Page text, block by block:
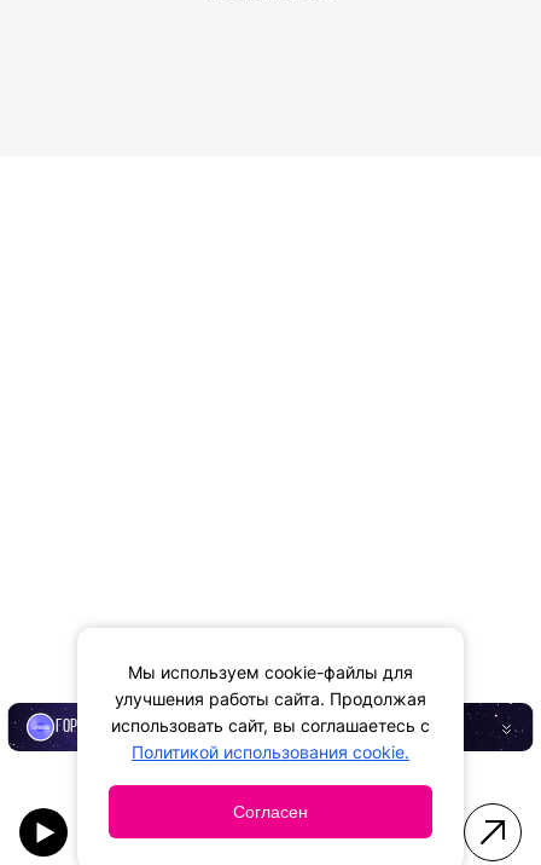
ГОРОСКОП
Мы используем cookie-файлы для
улучшения работы сайта. Продолжая
использовать сайт, вы соглашаетесь с
Политикой использования cookie.
Согласен